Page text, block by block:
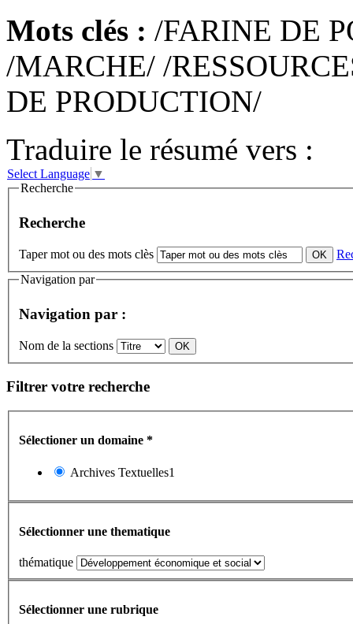
Mots clés : /FARINE DE
/MARCHE/ /
DE PRODUCTION/
Traduire le résumé vers :
Select Language ▼
Recherche
Recherche
Taper mot ou des mots clès
Navigation par
Navigation par :
Nom de la sections
Filtrer votre recherche
Sélectioner un domaine *
Archives Textuelles1
Sélectionner une thematique
thématique
Sélectionner une rubrique